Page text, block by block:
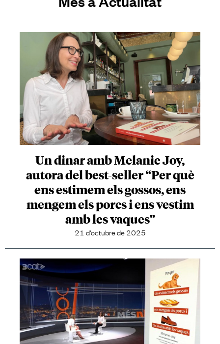
Un dinar amb Melanie Joy,
autora del best-seller “Per què
ens estimem els gossos, ens
mengem els porcs i ens vestim
amb les vaques”
21 d'octubre de 2025